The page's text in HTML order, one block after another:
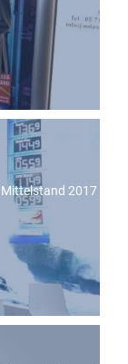
Mittelstand 2017